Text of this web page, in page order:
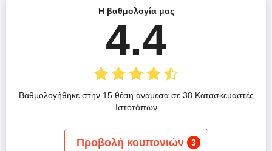
Η βαθμολογία μας
4.4
Βαθμολογήθηκε στην 15 θέση ανάμεσα σε 38 Κατασκευαστές
Ιστοτόπων
Προβολή κουπονιών 3